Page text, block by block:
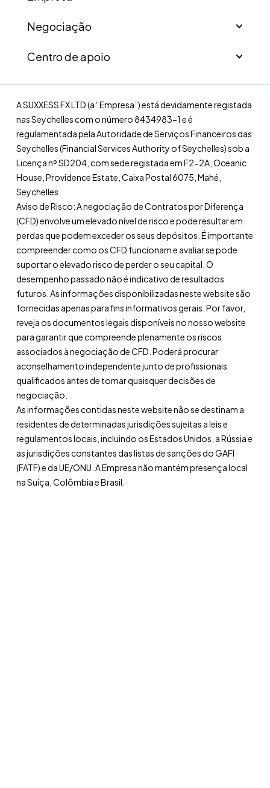
Negociação
Centro de apoio
A SUXXESS FX LTD (a “Empresa”) está devidamente registada
nas Seychelles com o número 8434983-1 e é
regulamentada pela Autoridade de Serviços Financeiros das
Seychelles (Financial Services Authority of Seychelles) sob a
Licença nº SD204, com sede registada em F2-2A, Oceanic
House, Providence Estate, Caixa Postal 6075, Mahé,
Seychelles.
Aviso de Risco: A negociação de Contratos por Diferença
(CFD) envolve um elevado nível de risco e pode resultar em
perdas que podem exceder os seus depósitos. É importante
compreender como os CFD funcionam e avaliar se pode
suportar o elevado risco de perder o seu capital. O
desempenho passado não é indicativo de resultados
futuros. As informações disponibilizadas neste website são
fornecidas apenas para fins informativos gerais. Por favor,
reveja os documentos legais disponíveis no nosso website
para garantir que compreende plenamente os riscos
associados à negociação de CFD. Poderá procurar
aconselhamento independente junto de profissionais
qualificados antes de tomar quaisquer decisões de
negociação.
As informações contidas neste website não se destinam a
residentes de determinadas jurisdições sujeitas a leis e
regulamentos locais, incluindo os Estados Unidos, a Rússia e
as jurisdições constantes das listas de sanções do GAFI
(FATF) e da UE/ONU. A Empresa não mantém presença local
na Suíça, Colômbia e Brasil.